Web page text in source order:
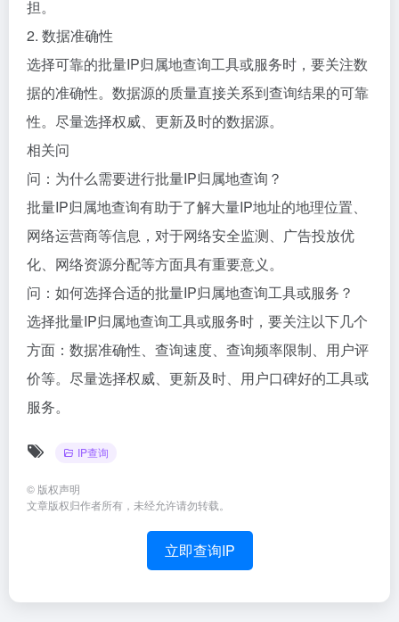
担。
2. 数据准确性
选择可靠的批量IP归属地查询工具或服务时，要关注数
据的准确性。数据源的质量直接关系到查询结果的可靠
性。尽量选择权威、更新及时的数据源。
相关问
问：为什么需要进行批量IP归属地查询？
批量IP归属地查询有助于了解大量IP地址的地理位置、
网络运营商等信息，对于网络安全监测、广告投放优
化、网络资源分配等方面具有重要意义。
问：如何选择合适的批量IP归属地查询工具或服务？
选择批量IP归属地查询工具或服务时，要关注以下几个
方面：数据准确性、查询速度、查询频率限制、用户评
价等。尽量选择权威、更新及时、用户口碑好的工具或
服务。
IP查询
© 版权声明
文章版权归作者所有，未经允许请勿转载。
立即查询IP